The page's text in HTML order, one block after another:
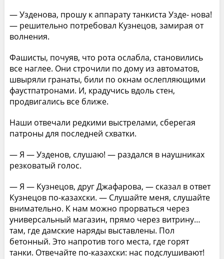
— Узденова, прошу к аппарату танкиста Узде- нова!
— решительно потребовал Кузнецов, замирая от
волнения.
Фашисты, почуяв, что рота ослабла, становились
все наглее. Они строчили по дому из автоматов,
швыряли гранаты, били по окнам ослепляющими
фаустпатронами. И, крадучись вдоль стен,
продвигались все ближе.
Наши отвечали редкими выстрелами, сберегая
патроны для последней схватки.
— Я — Узденов, слушаю! — раздался в наушниках
резковатый голос.
— Я — Кузнецов, друг Джафарова, — сказал в ответ
Кузнецов по-казахски. — Слушайте меня, слушайте
внимательно. К нам можно прорваться через
универсальный магазин, прямо через витрину…
там, где дамские наряды выставлены. Пол
бетонный. Это напротив того места, где горят
танки. Отвечайте по-казахски: нас подслушивают!